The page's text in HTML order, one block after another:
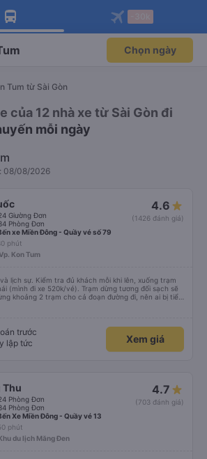
app Vexere ngay!
ưu đãi thành viên độc
Mở app
app Vexere
ghế khi đặt vé máy bay qua
Mở app
Chọn ngày
Tum từ Sài Gòn
của 12 nhà xe từ Sài Gòn đi
mỗi ngày
08/08/2026
Giường Đơn
Phòng Đơn
4.6
(1426 đánh giá)
xe Miền Đông - Quầy vé số 79
phút
Kon Tum
lịch sự. Kiểm tra đủ khách mỗi khi lên, xuống trạm
(mình đi xe 520k/vé). Trạm dừng tương đối sạch sẽ
ráng đừng uống nhiều nước nha. Giờ khởi hành
trước
lập tức
Xem giá
Thu
Phòng Đơn
Phòng Đơn
4.7
(703 đánh giá)
Xe Miền Đông - Quầy vé 13
phút
du lịch Măng Đen